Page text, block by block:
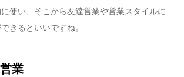
使い、そこから友達営業や営業スタイルに
きるといいですね。
業